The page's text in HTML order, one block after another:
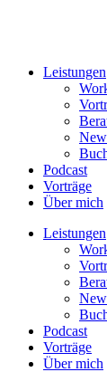
Leistungen
Podcast
Vorträge
Über mich
Leistungen
Podcast
Vorträge
Über mich